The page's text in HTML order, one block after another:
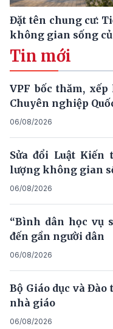
Đặt tên chung cư:
không gian sống
Tin mới
VPF bốc thăm,
Chuyên nghiệp
06/08/2026
Sửa đổi Luật Kiến
lượng không gian
06/08/2026
“Bình dân học vụ
đến gần người dân
06/08/2026
Bộ Giáo dục và
nhà giáo
06/08/2026